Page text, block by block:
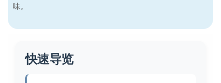
味。
快速导览